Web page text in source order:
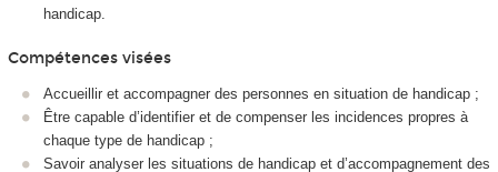
handicap.
Compétences visées
Accueillir et accompagner des personnes en situation de handicap ;
Être capable d’identifier et de compenser les incidences propres à
chaque type de handicap ;
Savoir analyser les situations de handicap et d’accompa­gnement des